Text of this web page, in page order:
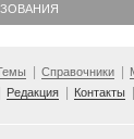
Справочники
Редакция Контакты